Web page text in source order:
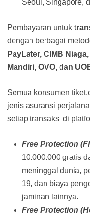
Seoul, Singapore,
Pembayaran untuk
dengan berbagai
PayLater, CIMB
Mandiri, OVO, dan
Semua konsumen
jenis asuransi
setiap transaksi di
Free Protection
10.000.000 gratis
meninggal dunia,
19, dan biaya
jaminan lainnya.
Free Protection